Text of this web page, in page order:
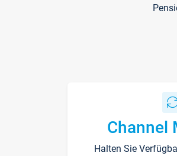
Channel
Halten Sie